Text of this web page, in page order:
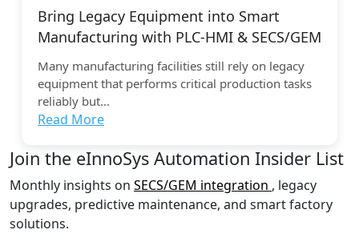
Bring Legacy Equipment into Smart
Manufacturing with PLC-HMI & SECS/GEM
Many manufacturing facilities still rely on legacy
equipment that performs critical production tasks
reliably but...
Read More
Join the eInnoSys Automation Insider List
Monthly insights on SECS/GEM integration , legacy
upgrades, predictive maintenance, and smart factory
solutions.